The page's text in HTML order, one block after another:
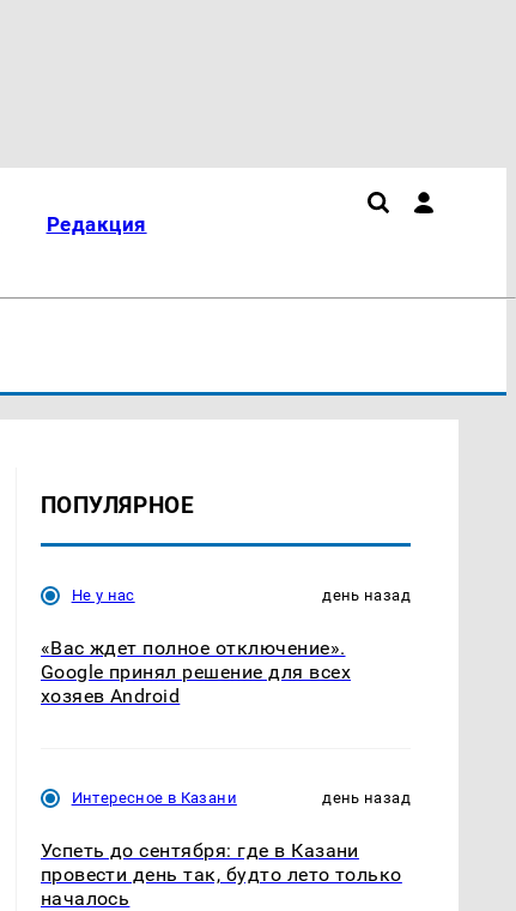
Редакция
ПОПУЛЯРНОЕ
Не у нас день назад
«Вас ждет полное отключение».
Google принял решение для всех
хозяев Android
Интересное в Казани день назад
Успеть до сентября: где в Казани
провести день так, будто лето только
началось